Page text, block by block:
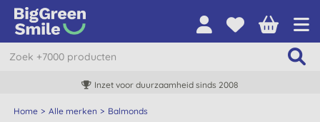
Inzet voor duurzaamheid sinds 2008
Home Alle merken Balmonds